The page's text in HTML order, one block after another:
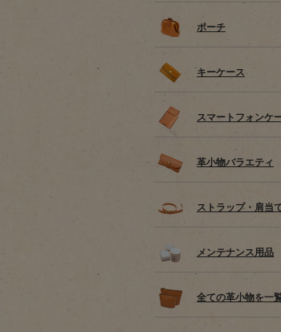
ポーチ
キーケース
スマートフォンケ
革小物バラエティ
ストラップ・肩当
メンテナンス用品
全ての革小物を一